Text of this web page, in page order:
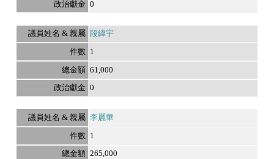
0
段緯宇
1
61,000
0
李麗華
1
265,000